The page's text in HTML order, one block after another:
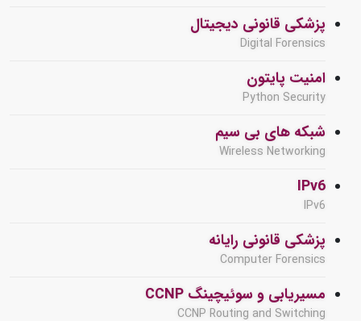
پزشکی قانونی دیجیتال
Digital Forensics
امنیت پایتون
Python Security
شبکه های بی سیم
Wireless Networking
IPv6
IPv6
پزشکی قانونی رایانه
Computer Forensics
مسیریابی و سوئیچینگ CCNP
CCNP Routing and Switching